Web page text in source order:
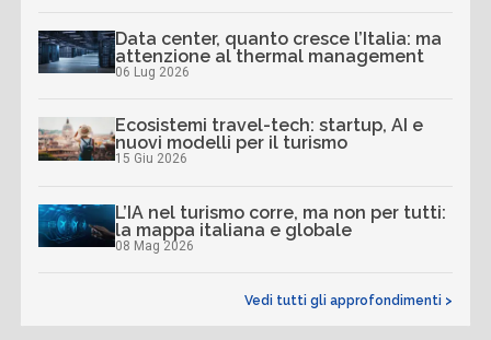
Data center, quanto cresce l’Italia: ma
attenzione al thermal management
06 Lug 2026
Ecosistemi travel-tech: startup, AI e
nuovi modelli per il turismo
15 Giu 2026
L’IA nel turismo corre, ma non per tutti:
la mappa italiana e globale
08 Mag 2026
Vedi tutti gli approfondimenti >